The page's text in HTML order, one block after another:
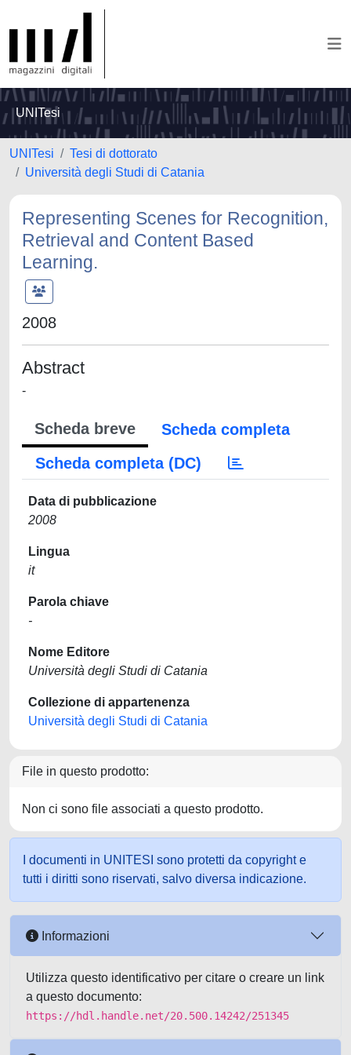
UNITesi
UNITesi
Tesi di dottorato
Università degli Studi di Catania
Representing Scenes for Recognition,
Retrieval and Content Based
Learning.
2008
Abstract
-
Scheda breve
Scheda completa
Scheda completa (DC)
Data di pubblicazione
2008
Lingua
it
Parola chiave
-
Nome Editore
Università degli Studi di Catania
Collezione di appartenenza
Università degli Studi di Catania
File in questo prodotto:
Non ci sono file associati a questo prodotto.
I documenti in UNITESI sono protetti da copyright e
tutti i diritti sono riservati, salvo diversa indicazione.
Informazioni
Utilizza questo identificativo per citare o creare un link
a questo documento:
https://hdl.handle.net/20.500.14242/251345